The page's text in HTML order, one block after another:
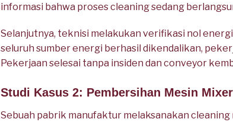
informasi bahwa proses cleaning sedang
Selanjutnya, teknisi melakukan verifikasi nol
seluruh sumber energi berhasil dikendalikan,
Pekerjaan selesai tanpa insiden dan conveyor
Studi Kasus 2: Pembersihan Mesin
Sebuah pabrik manufaktur melaksanakan